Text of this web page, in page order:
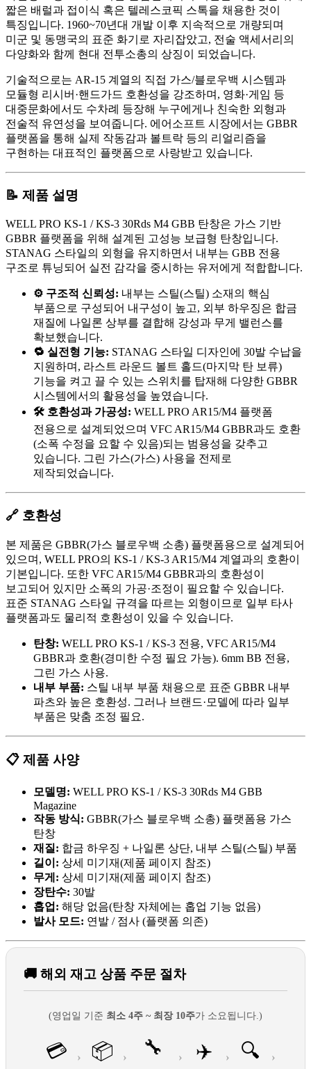
짧은 배럴과 접이식 혹은 텔레스코픽 스톡을 채용한 것이
특징입니다. 1960~70년대 개발 이후 지속적으로 개량되며
미군 및 동맹국의 표준 화기로 자리잡았고, 전술 액세서리의
다양화와 함께 현대 전투소총의 상징이 되었습니다.
기술적으로는 AR-15 계열의 직접 가스/블로우백 시스템과
모듈형 리시버·핸드가드 호환성을 강조하며, 영화·게임 등
대중문화에서도 수차례 등장해 누구에게나 친숙한 외형과
전술적 유연성을 보여줍니다. 에어소프트 시장에서는 GBBR
플랫폼을 통해 실제 작동감과 볼트락 등의 리얼리즘을
구현하는 대표적인 플랫폼으로 사랑받고 있습니다.
📝 제품 설명
WELL PRO KS-1 / KS-3 30Rds M4 GBB 탄창은 가스 기반
GBBR 플랫폼을 위해 설계된 고성능 보급형 탄창입니다.
STANAG 스타일의 외형을 유지하면서 내부는 GBB 전용
구조로 튜닝되어 실전 감각을 중시하는 유저에게 적합합니다.
⚙️ 구조적 신뢰성: 내부는 스틸(스틸) 소재의 핵심
부품으로 구성되어 내구성이 높고, 외부 하우징은 합금
재질에 나일론 상부를 결합해 강성과 무게 밸런스를
확보했습니다.
🔁 실전형 기능: STANAG 스타일 디자인에 30발 수납을
지원하며, 라스트 라운드 볼트 홀드(마지막 탄 보류)
기능을 켜고 끌 수 있는 스위치를 탑재해 다양한 GBBR
시스템에서의 활용성을 높였습니다.
🛠️ 호환성과 가공성: WELL PRO AR15/M4 플랫폼
전용으로 설계되었으며 VFC AR15/M4 GBBR과도 호환
(소폭 수정을 요할 수 있음)되는 범용성을 갖추고
있습니다. 그린 가스(가스) 사용을 전제로
제작되었습니다.
🔗 호환성
본 제품은 GBBR(가스 블로우백 소총) 플랫폼용으로 설계되어
있으며, WELL PRO의 KS-1 / KS-3 AR15/M4 계열과의 호환이
기본입니다. 또한 VFC AR15/M4 GBBR과의 호환성이
보고되어 있지만 소폭의 가공·조정이 필요할 수 있습니다.
표준 STANAG 스타일 규격을 따르는 외형이므로 일부 타사
플랫폼과도 물리적 호환성이 있을 수 있습니다.
탄창: WELL PRO KS-1 / KS-3 전용, VFC AR15/M4
GBBR과 호환(경미한 수정 필요 가능). 6mm BB 전용,
그린 가스 사용.
내부 부품: 스틸 내부 부품 채용으로 표준 GBBR 내부
파츠와 높은 호환성. 그러나 브랜드·모델에 따라 일부
부품은 맞춤 조정 필요.
📋 제품 사양
모델명: WELL PRO KS-1 / KS-3 30Rds M4 GBB
Magazine
작동 방식: GBBR(가스 블로우백 소총) 플랫폼용 가스
탄창
재질: 합금 하우징 + 나일론 상단, 내부 스틸(스틸) 부품
길이: 상세 미기재(제품 페이지 참조)
무게: 상세 미기재(제품 페이지 참조)
장탄수: 30발
홉업: 해당 없음(탄창 자체에는 홉업 기능 없음)
발사 모드: 연발 / 점사 (플랫폼 의존)
🚚 해외 재고 상품 주문 절차
(영업일 기준 최소 4주 ~ 최장 10주가 소요됩니다.)
💳 › 📦 › 🔧 › ✈️ › 🔍 ›